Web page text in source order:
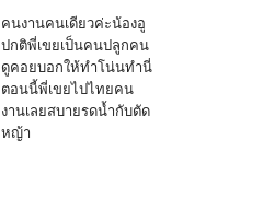
คนงานคนเดียวค่ะน้องอู
ปกติพี่เขยเป็นคนปลูกคน
ดูคอยบอกให้ทำโน่นทำนี่
ตอนนี้พี่เขยไปไทยคน
งานเลยสบายรดน้ำกับตัด
หญ้า